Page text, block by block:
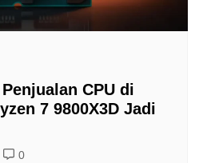
CPU di
7 9800X3D Jadi
0